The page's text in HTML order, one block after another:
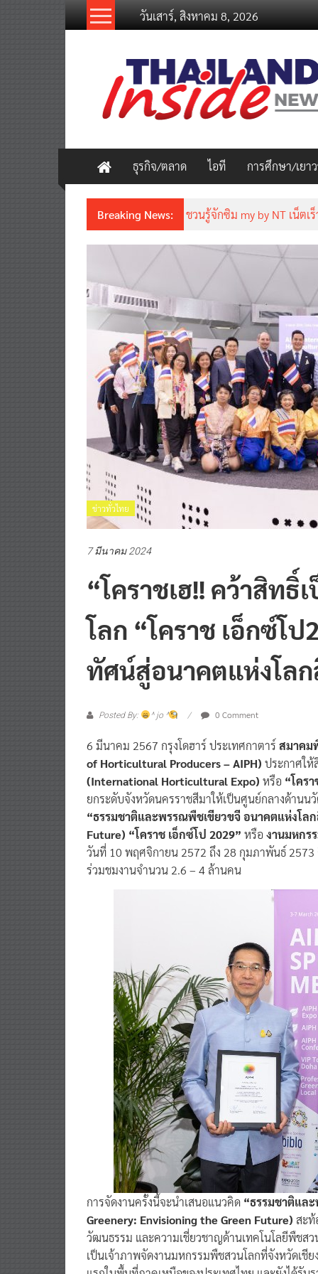
วันเสาร์, สิงหาคม 8, 2026
thailandinsidenew.com
Thailand
Inside
New
ธุรกิจ/ตลาด ไอที การศึกษา/เยา
Breaking News: ชวนรู้จักซิม my by NT เน็ตเ
ข่าวทั่วไทย
7 มีนาคม 2024
“โคราชเฮ!! คว้าสิท
โลก “โคราช เอ็กซ์โ
ทัศน์สู่อนาคตแห่งโลก
Posted By: ^ jo ^ 0 Comment
6 มีนาคม 2567 กรุงโดฮาร์ ประเทศกาตาร์ สมาคม
of Horticultural Producers – AIPH) ประกาศให้
(International Horticultural Expo) หรือ “โคร
ยกระดับจังหวัดนครราชสีมาให้เป็นศูนย์กลางด้าน
“ธรรมชาติและพรรณพืชเขียวขจี อนาคตแห่งโลก
Future) “โคราช เอ็กซ์โป 2029” หรือ งานมหกร
วันที่ 10 พฤศจิกายน 2572 ถึง 28 กุมภาพันธ์ 2573
ร่วมชมงานจำนวน 2.6 – 4 ล้านคน
การจัดงานครั้งนี้จะนำเสนอแนวคิด “ธรรมชาติแล
Greenery: Envisioning the Green Future) สะท้
วัฒนธรรม และความเชี่ยวชาญด้านเทคโนโลยีพืชส
เป็นเจ้าภาพจัดงานมหกรรมพืชสวนโลกที่จังหวัดเชี